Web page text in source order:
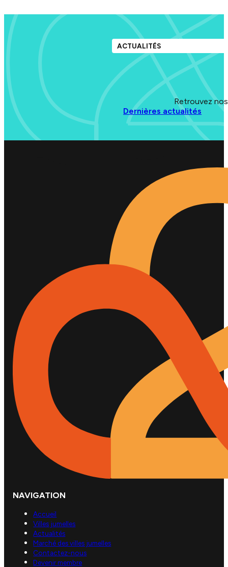
ACTUALITÉS
Retrouvez
Dernières actualités
NAVIGATION
Accueil
Villes jumelles
Actualités
Marché des villes jumelles
Contactez-nous
Devenir membre